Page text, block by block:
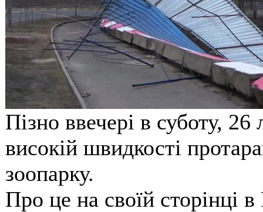
Пізно ввечері в суботу,
високій швидкості
зоопарку.
Про це на своїй сторінці